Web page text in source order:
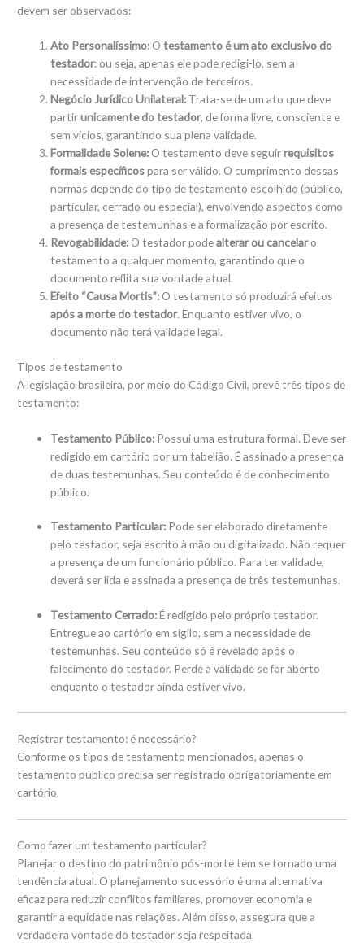
devem ser observados:
Ato Personalíssimo: Otestamento é um ato exclusivo do
testador: ou seja, apenas ele pode redigi-lo, sem a
necessidade de intervenção de terceiros.
Negócio Jurídico Unilateral: Trata-se de um ato que deve
partirunicamente do testador, de forma livre, consciente e
sem vícios, garantindo sua plena validade.
Formalidade Solene: O testamento deve seguirrequisitos
formais específicospara ser válido. O cumprimento dessas
normas depende do tipo de testamento escolhido (público,
particular, cerrado ou especial), envolvendo aspectos como
a presença de testemunhas e a formalização por escrito.
Revogabilidade: O testador podealterar ou cancelaro
testamento a qualquer momento, garantindo que o
documento reflita sua vontade atual.
Efeito “Causa Mortis”: O testamento só produzirá efeitos
após a morte do testador. Enquanto estiver vivo, o
documento não terá validade legal.
Tipos de testamento
A legislação brasileira, por meio do Código Civil, prevê três tipos de
testamento:
Testamento Público: Possui uma estrutura formal. Deve ser
redigido em cartório por um tabelião. É assinado a presença
de duas testemunhas. Seu conteúdo é de conhecimento
público.
Testamento Particular: Pode ser elaborado diretamente
pelo testador, seja escrito à mão ou digitalizado. Não requer
a presença de um funcionário público. Para ter validade,
deverá ser lida e assinada a presença de três testemunhas.
Testamento Cerrado:É redigido pelo próprio testador.
Entregue ao cartório em sigilo, sem a necessidade de
testemunhas. Seu conteúdo só é revelado após o
falecimento do testador. Perde a validade se for aberto
enquanto o testador ainda estiver vivo.
Registrar testamento: é necessário?
Conforme os tipos de testamento mencionados, apenas o
testamento público precisa ser registrado obrigatoriamente em
cartório.
Como fazer um testamento particular?
Planejar o destino do patrimônio pós-morte tem se tornado uma
tendência atual. O planejamento sucessório é uma alternativa
eficaz para reduzir conflitos familiares, promover economia e
garantir a equidade nas relações. Além disso, assegura que a
verdadeira vontade do testador seja respeitada.